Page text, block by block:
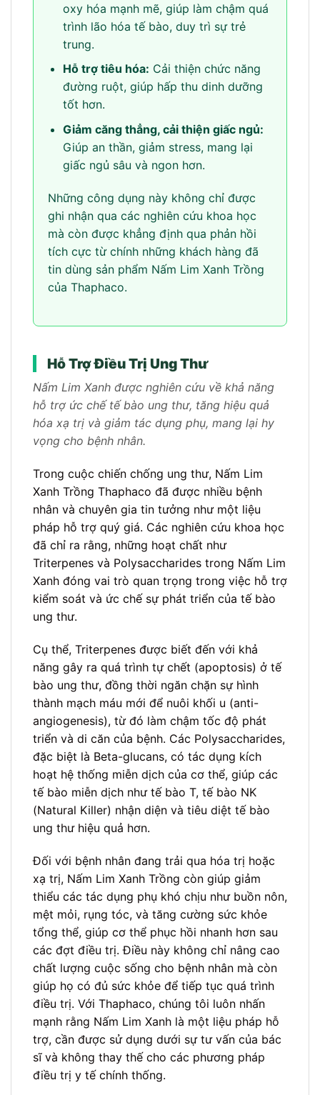
oxy hóa mạnh mẽ, giúp làm chậm quá
trình lão hóa tế bào, duy trì sự trẻ
trung.
Hỗ trợ tiêu hóa: Cải thiện chức năng
đường ruột, giúp hấp thu dinh dưỡng
tốt hơn.
Giảm căng thẳng, cải thiện giấc ngủ:
Giúp an thần, giảm stress, mang lại
giấc ngủ sâu và ngon hơn.
Những công dụng này không chỉ được
ghi nhận qua các nghiên cứu khoa học
mà còn được khẳng định qua phản hồi
tích cực từ chính những khách hàng đã
tin dùng sản phẩm Nấm Lim Xanh Trồng
của Thaphaco.
Hỗ Trợ Điều Trị Ung Thư
Nấm Lim Xanh được nghiên cứu về khả năng
hỗ trợ ức chế tế bào ung thư, tăng hiệu quả
hóa xạ trị và giảm tác dụng phụ, mang lại hy
vọng cho bệnh nhân.
Trong cuộc chiến chống ung thư, Nấm Lim
Xanh Trồng Thaphaco đã được nhiều bệnh
nhân và chuyên gia tin tưởng như một liệu
pháp hỗ trợ quý giá. Các nghiên cứu khoa học
đã chỉ ra rằng, những hoạt chất như
Triterpenes và Polysaccharides trong Nấm Lim
Xanh đóng vai trò quan trọng trong việc hỗ trợ
kiểm soát và ức chế sự phát triển của tế bào
ung thư.
Cụ thể, Triterpenes được biết đến với khả
năng gây ra quá trình tự chết (apoptosis) ở tế
bào ung thư, đồng thời ngăn chặn sự hình
thành mạch máu mới để nuôi khối u (anti-
angiogenesis), từ đó làm chậm tốc độ phát
triển và di căn của bệnh. Các Polysaccharides,
đặc biệt là Beta-glucans, có tác dụng kích
hoạt hệ thống miễn dịch của cơ thể, giúp các
tế bào miễn dịch như tế bào T, tế bào NK
(Natural Killer) nhận diện và tiêu diệt tế bào
ung thư hiệu quả hơn.
Đối với bệnh nhân đang trải qua hóa trị hoặc
xạ trị, Nấm Lim Xanh Trồng còn giúp giảm
thiểu các tác dụng phụ khó chịu như buồn nôn,
mệt mỏi, rụng tóc, và tăng cường sức khỏe
tổng thể, giúp cơ thể phục hồi nhanh hơn sau
các đợt điều trị. Điều này không chỉ nâng cao
chất lượng cuộc sống cho bệnh nhân mà còn
giúp họ có đủ sức khỏe để tiếp tục quá trình
điều trị. Với Thaphaco, chúng tôi luôn nhấn
mạnh rằng Nấm Lim Xanh là một liệu pháp hỗ
trợ, cần được sử dụng dưới sự tư vấn của bác
sĩ và không thay thế cho các phương pháp
điều trị y tế chính thống.